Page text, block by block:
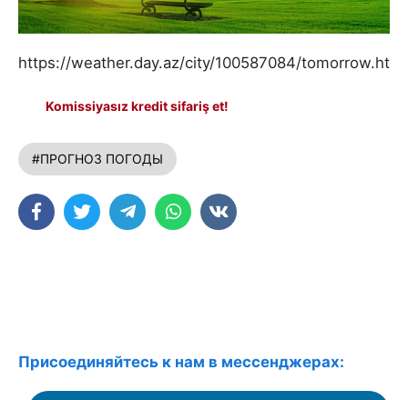
https://weather.day.az/city/100587084/tomorrow.html
Komissiyasız kredit sifariş et!
#ПРОГНОЗ ПОГОДЫ
Присоединяйтесь к нам в мессенджерах: